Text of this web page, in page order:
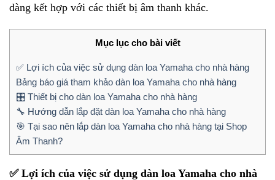
dàng kết hợp với các thiết bị âm thanh khác.
Mục lục cho bài viết
✅ Lợi ích của việc sử dụng dàn loa Yamaha cho nhà hàng
Bảng báo giá tham khảo dàn loa Yamaha cho nhà hàng
🎛 Thiết bị cho dàn loa Yamaha cho nhà hàng
🔧 Hướng dẫn lắp đặt dàn loa Yamaha cho nhà hàng
🎯 Tại sao nên lắp dàn loa Yamaha cho nhà hàng tại Shop
Âm Thanh?
✅ Lợi ích của việc sử dụng dàn loa Yamaha cho nhà